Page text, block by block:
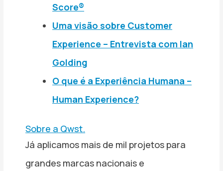
Score®
Uma visão sobre Customer
Experience – Entrevista com Ian
Golding
O que é a Experiência Humana –
Human Experience?
Sobre a Qwst.
Já aplicamos mais de mil projetos para
grandes marcas nacionais e